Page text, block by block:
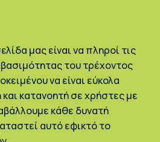
μας είναι να πληροί τις
του τρέχοντος
να είναι εύκολα
κατανοητή σε χρήστες με
κάθε δυνατή
αυτό εφικτό το